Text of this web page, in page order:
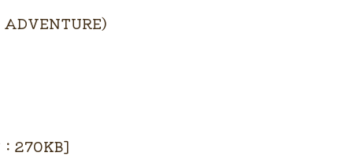
）
：270KB]